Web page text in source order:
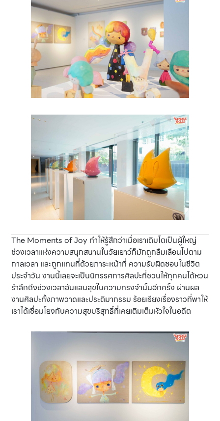
The Moments of Joy ทำให้รู้สึกว่าเมื่อเราเติบโตเป็นผู้ใหญ่
ช่วงเวลาแห่งความสนุกสนานในวัยเยาว์ก็มักถูกลืมเลือนไปตาม
กาลเวลา และถูกแทนที่ด้วยภาระหน้าที่ ความรับผิดชอบในชีวิต
ประจำวัน งานนี้เลยจะเป็นนิทรรศการศิลปะที่ชวนให้ทุกคนได้หวน
รำลึกถึงช่วงเวลาอันแสนสุขในความทรงจำนั้นอีกครั้ง ผ่านผล
งานศิลปะทั้งภาพวาดและประติมากรรม ร้อยเรียงเรื่องราวที่พาให้
เราได้เชื่อมโยงกับความสุขบริสุทธิ์ที่เคยเติมเต็มหัวใจในอดีต